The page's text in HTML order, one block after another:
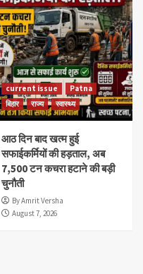
current issue
Patna
बिहार
राज्य स्वास्थ्य
आठ दिन बाद खत्म हुई
सफाईकर्मियों की हड़ताल, अब
7,500 टन कचरा हटाने की बड़ी
चुनौती
By Amrit Versha
August 7, 2026